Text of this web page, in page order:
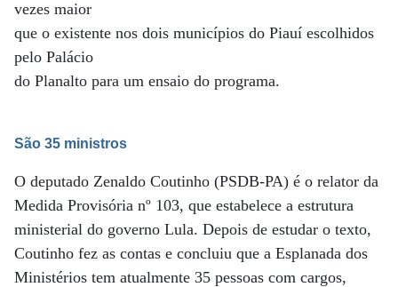
vezes maior
que o existente nos dois municípios do Piauí escolhidos
pelo Palácio
do Planalto para um ensaio do programa.
São 35 ministros
O deputado Zenaldo Coutinho (PSDB-PA) é o relator da
Medida Provisória nº 103, que estabelece a estrutura
ministerial do governo Lula. Depois de estudar o texto,
Coutinho fez as contas e concluiu que a Esplanada dos
Ministérios tem atualmente 35 pessoas com cargos,